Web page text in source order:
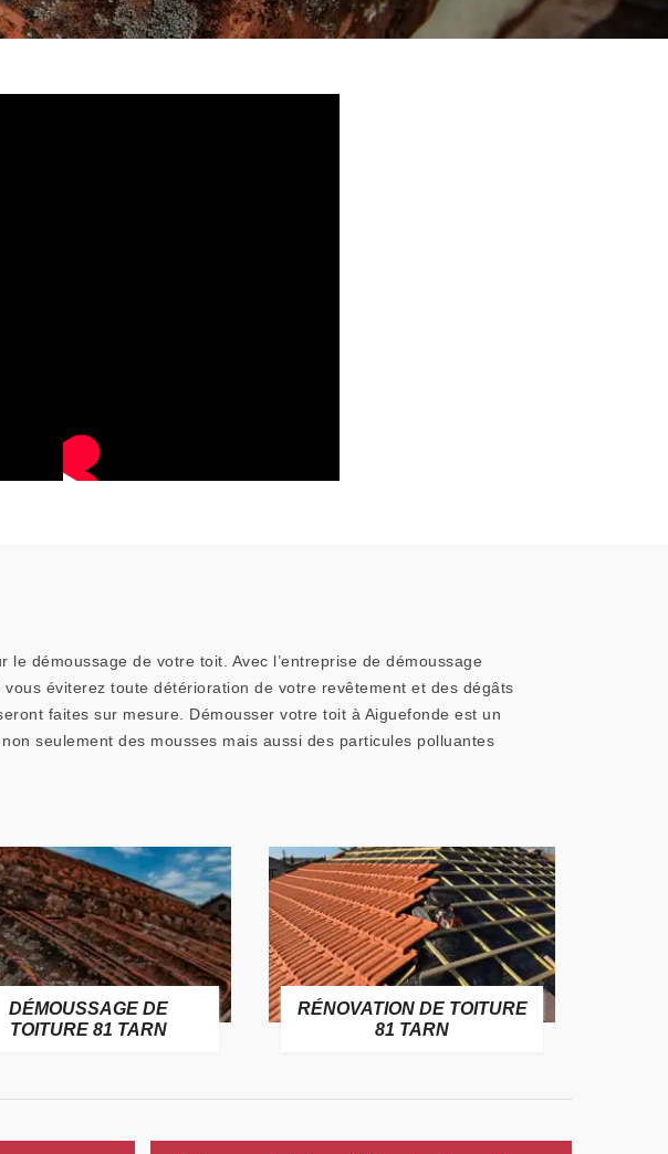
démoussage de votre toit. Avec l’entreprise de démoussage
éviterez toute détérioration de votre revêtement et des dégâts
faites sur mesure. Démousser votre toit à Aiguefonde est un
seulement des mousses mais aussi des particules polluantes
DÉMOUSSAGE DE
TOITURE 81 TARN
RÉNOVATION DE TOITURE
81 TARN